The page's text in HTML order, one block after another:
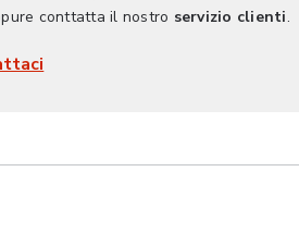
conttatta il nostro servizio clienti.